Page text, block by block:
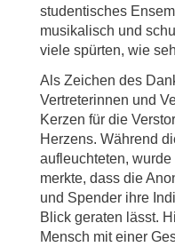
studentisches
musikalisch und
viele spürten, wie
Als Zeichen des
Vertreterinnen und
Kerzen für die
Herzens. Während
aufleuchteten,
merkte, dass die
und Spender ihre
Blick geraten lässt.
Mensch mit einer